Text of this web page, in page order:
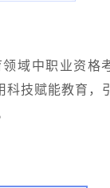
域中职业资
技赋能教育